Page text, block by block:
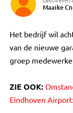
Maaike
Het bedrijf wil
van de nieuwe
groep
ZIE OOK:
Eindhoven